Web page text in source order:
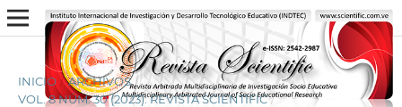
INICIO / ARCHIVOS /
VOL. 8 NÚM. 30 (2023): REVISTA SCIENTIFIC /